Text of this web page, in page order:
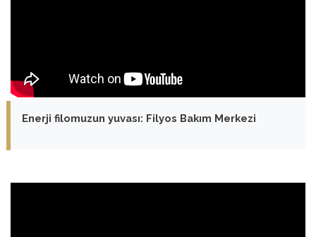
Enerji filomuzun yuvası: Filyos Bakım Merkezi